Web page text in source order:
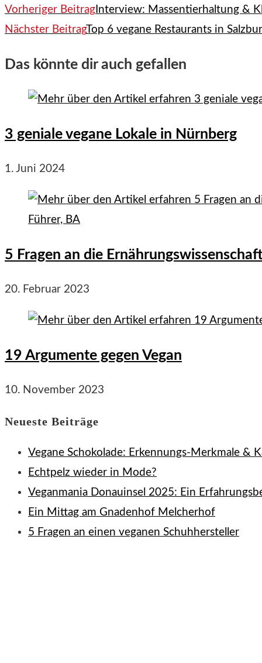
ein
Kommentieren
ein
(optional)
Weitere
ansehen
Vorheriger Beitrag Interview: Massentierhaltung &
Nächster BeitragTop 6 vegane Restaurants in
Das könnte dir auch gefallen
3 geniale vegane Lokale in Nürnberg
1. Juni 2024
5 Fragen an die
20. Februar 2023
19 Argumente gegen Vegan
10. November 2023
Neueste Beiträge
Vegane Schokolade: Erkennungs-Merkmale &
Echtpelz wieder in Mode?
Veganmania Donauinsel 2025: Ein
Ein Mittag am Gnadenhof Melcherhof
5 Fragen an einen veganen Schuhhersteller